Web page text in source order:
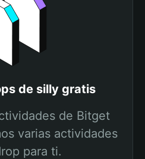
de silly gratis
de Bitget
varias actividades
para ti.